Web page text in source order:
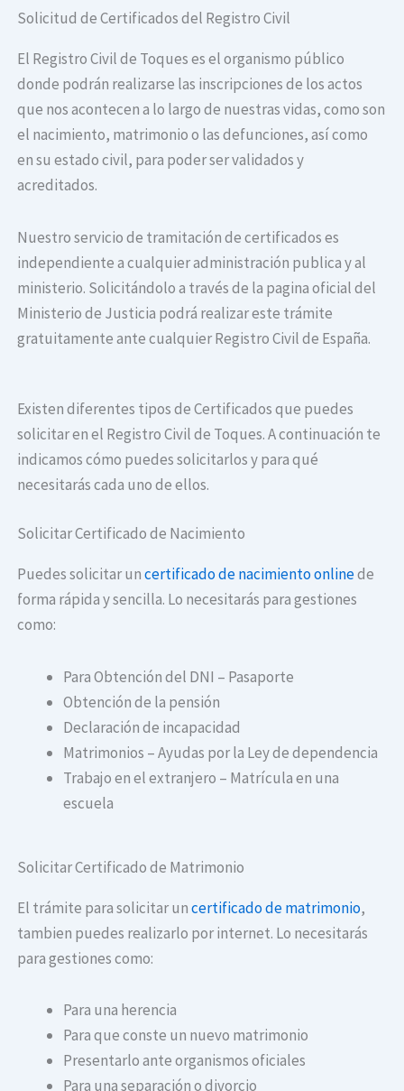
Solicitud de Certificados del Registro Civil
El Registro Civil de Toques es el organismo público
donde podrán realizarse las inscripciones de los actos
que nos acontecen a lo largo de nuestras vidas, como son
el nacimiento, matrimonio o las defunciones, así como
en su estado civil, para poder ser validados y
acreditados.
Nuestro servicio de tramitación de certificados es
independiente a cualquier administración publica y al
ministerio. Solicitándolo a través de la pagina oficial del
Ministerio de Justicia podrá realizar este trámite
gratuitamente ante cualquier Registro Civil de España.
Existen diferentes tipos de Certificados que puedes
solicitar en el Registro Civil de Toques. A continuación te
indicamos cómo puedes solicitarlos y para qué
necesitarás cada uno de ellos.
Solicitar Certificado de Nacimiento
Puedes solicitar uncertificado de nacimiento onlinede
forma rápida y sencilla. Lo necesitarás para gestiones
como:
Para Obtención del DNI – Pasaporte
Obtención de la pensión
Declaración de incapacidad
Matrimonios – Ayudas por la Ley de dependencia
Trabajo en el extranjero – Matrícula en una
escuela
Solicitar Certificado de Matrimonio
El trámite para solicitar uncertificado de matrimonio,
tambien puedes realizarlo por internet. Lo necesitarás
para gestiones como:
Para una herencia
Para que conste un nuevo matrimonio
Presentarlo ante organismos oficiales
Para una separación o divorcio